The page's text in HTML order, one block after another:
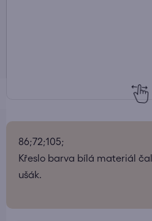
86;72;105;
Křeslo barva bílá materiál
ušák.